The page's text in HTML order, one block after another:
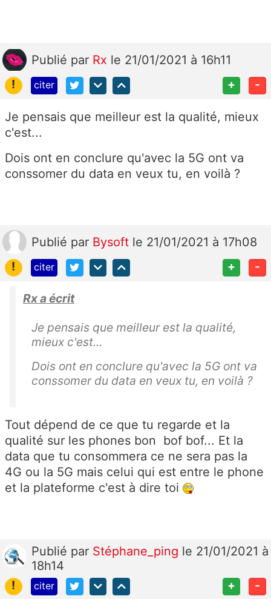
Publié par Rx le 21/01/2021 à 16h11
!
citer + -
Je pensais que meilleur est la qualité, mieux
c'est...
Dois ont en conclure qu'avec la 5G ont va
conssomer du data en veux tu, en voilà ?
Publié par Bysoft le 21/01/2021 à 17h08
!
citer + -
Rx a écrit
Je pensais que meilleur est la qualité,
mieux c'est...
Dois ont en conclure qu'avec la 5G ont va
conssomer du data en veux tu, en voilà ?
Tout dépend de ce que tu regarde et la
qualité sur les phones bon bof bof... Et la
data que tu consommera ce ne sera pas la
4G ou la 5G mais celui qui est entre le phone
et la plateforme c'est à dire toi
Publié par Stéphane_ping le 21/01/2021 à
18h14
!
citer + -